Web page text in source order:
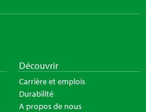
Découvrir
Carrière et emplois
Durabilité
A propos de nous